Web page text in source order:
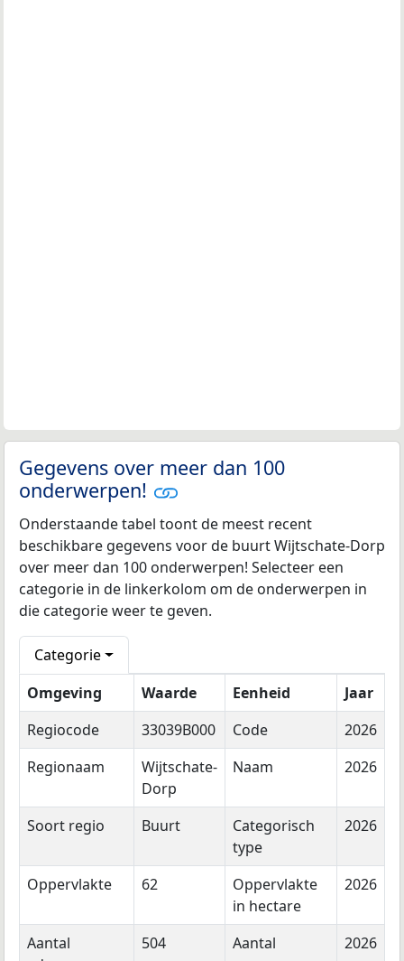
Gegevens over meer dan 100
onderwerpen!
Onderstaande tabel toont de meest recent
beschikbare gegevens voor de buurt Wijtschate-Dorp
over meer dan 100 onderwerpen! Selecteer een
categorie in de linkerkolom om de onderwerpen in
die categorie weer te geven.
Categorie
Omgeving
Waarde Eenheid
Jaar
Regiocode
33039B000 Code
2026
Regionaam
Wijtschate-
Dorp
Naam 2026
Soort regio Buurt
Categorisch
type
2026
Oppervlakte 62
Oppervlakte
in hectare
2026
Aantal
504 Aantal 2026